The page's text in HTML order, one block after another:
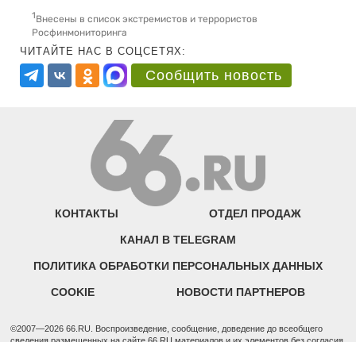
1Внесены в список экстремистов и террористов
Росфинмониторинга
ЧИТАЙТЕ НАС В СОЦСЕТЯХ:
Сообщить новость
КОНТАКТЫ ОТДЕЛ ПРОДАЖ
КАНАЛ В TELEGRAM
ПОЛИТИКА ОБРАБОТКИ ПЕРСОНАЛЬНЫХ ДАННЫХ
COOKIE НОВОСТИ ПАРТНЕРОВ
©2007—2026 66.RU. Воспроизведение, сообщение, доведение до всеобщего